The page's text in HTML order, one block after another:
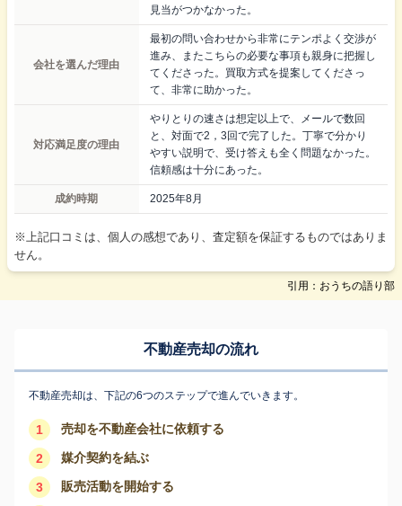
見当がつかなかった。
会社を選んだ理由
最初の問い合わせから非常にテンポよく交渉が
進み、またこちらの必要な事項も親身に把握し
てくださった。買取方式を提案してくださっ
て、非常に助かった。
対応満足度の理由
やりとりの速さは想定以上で、メールで数回
と、対面で2，3回で完了した。丁寧で分かり
やすい説明で、受け答えも全く問題なかった。
信頼感は十分にあった。
成約時期 2025年8月
※上記口コミは、個人の感想であり、査定額を保証するものではありま
せん。
引用：おうちの語り部
不動産売却の流れ
不動産売却は、下記の6つのステップで進んでいきます。
1 売却を不動産会社に依頼する
2 媒介契約を結ぶ
3 販売活動を開始する